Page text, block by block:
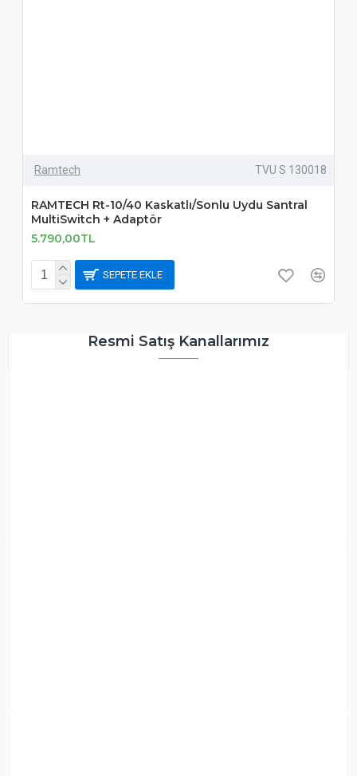
Ramtech TVU S 130018
RAMTECH Rt-10/40 Kaskatlı/Sonlu Uydu Santral
MultiSwitch + Adaptör
5.790,00TL
SEPETE EKLE
Resmi Satış Kanallarımız